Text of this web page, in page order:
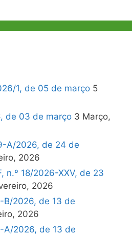
1, de 05 de março 5
de 03 de março 3 Março,
A/2026, de 24 de
2026
n.º 18/2026-XXV, de 23
2026
B/2026, de 13 de
2026
A/2026, de 13 de